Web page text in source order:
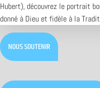
Hubert), découvrez le portrait
donné à Dieu et fidèle à la
NOUS SOUTENIR